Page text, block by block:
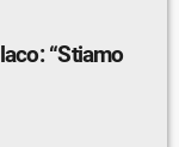
“Stiamo